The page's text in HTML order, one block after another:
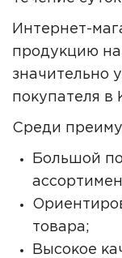
Интернет-
продукцию
значительно
покупателя в
Среди
Большой
товара;
Высокое